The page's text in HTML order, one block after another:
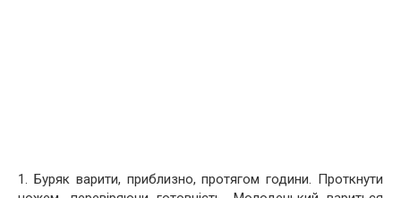
1. Буряк варити, приблизно, протягом години. Проткнути